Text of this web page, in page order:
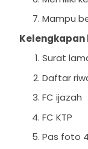
Mampu
Kelengkapan
Surat
Daftar
FC ijazah
FC KTP
Pas foto